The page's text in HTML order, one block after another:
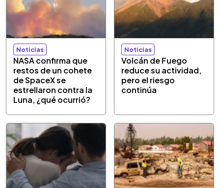
Noticias
NASA confirma que
restos de un cohete
de SpaceX se
estrellaron contra la
Luna, ¿qué ocurrió?
Noticias
Volcán de Fuego
reduce su actividad,
pero el riesgo
continúa